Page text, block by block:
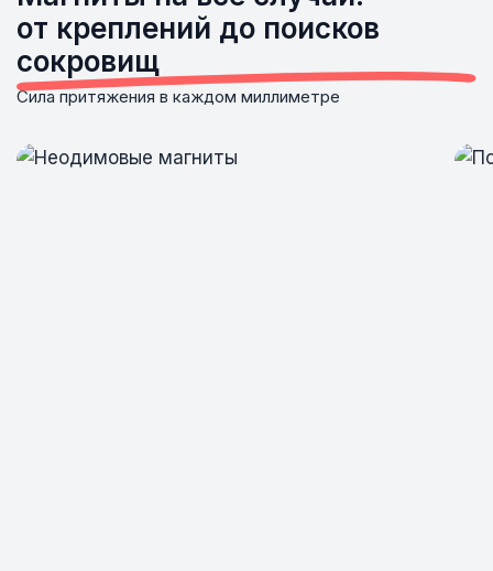
от креплений до поисков
сокровищ
Сила притяжения в каждом миллиметре